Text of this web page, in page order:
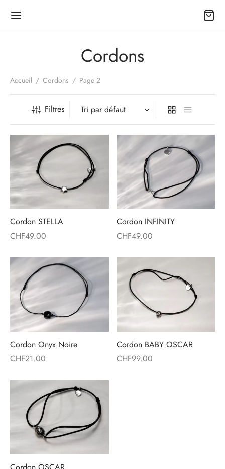
Cordons
Accueil / Cordons / Page 2
Filtres
Cordon STELLA
CHF49.00
Cordon INFINITY
CHF49.00
Cordon Onyx Noire
CHF21.00
Cordon BABY OSCAR
CHF99.00
bijoux
d’oreilles
Gold